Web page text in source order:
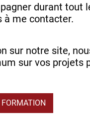
durant tout
à me contacter.
sur notre site,
sur vos projets